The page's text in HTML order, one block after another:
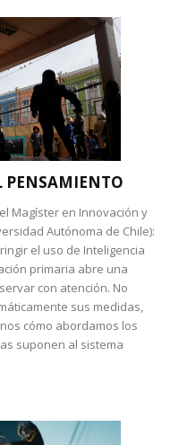
PENSAMIENTO
Magíster en Innovación y
Autónoma de Chile):
el uso de Inteligencia
primaria abre una
con atención. No
sus medidas,
cómo abordamos los
suponen al sistema